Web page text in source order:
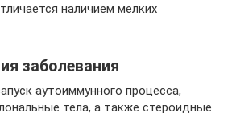
наличием мелких
заболевания
аутоиммунного процесса,
тела, а также стероидные